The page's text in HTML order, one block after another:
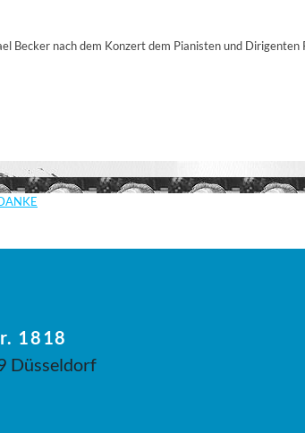
Becker nach dem Konzert dem Pianisten und
1818
Düsseldorf